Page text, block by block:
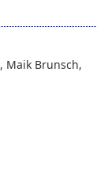
, Maik Brunsch,